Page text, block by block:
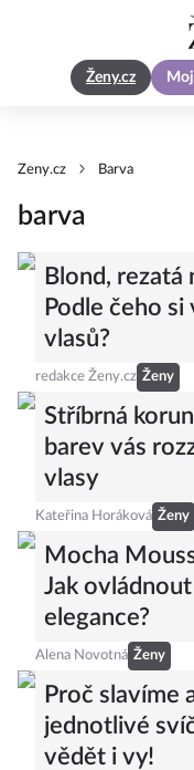
Ženy.cz
Zeny.cz Barva
barva
Blond, rezatá
Podle čeho
vlasů?
redakce Ženy.cz Ženy
Stříbrná
barev vás
vlasy
Kateřina Horáková Ženy
Mocha
Jak
elegance?
Alena Novotná Ženy
Proč slavíme
jednotlivé
vědět i vy!